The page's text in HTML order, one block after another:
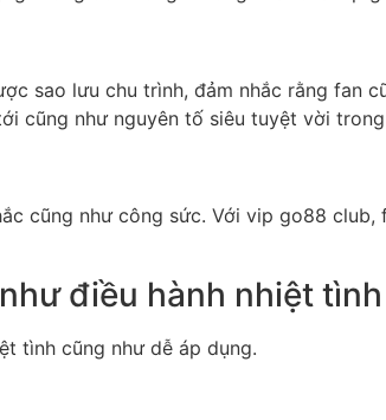
sao lưu chu trình, đảm nhắc rằng fan
cũng như nguyên tố siêu tuyệt vời
cũng như công sức. Với vip go88
điều hành nhiệt tình
tình cũng như dễ áp dụng.